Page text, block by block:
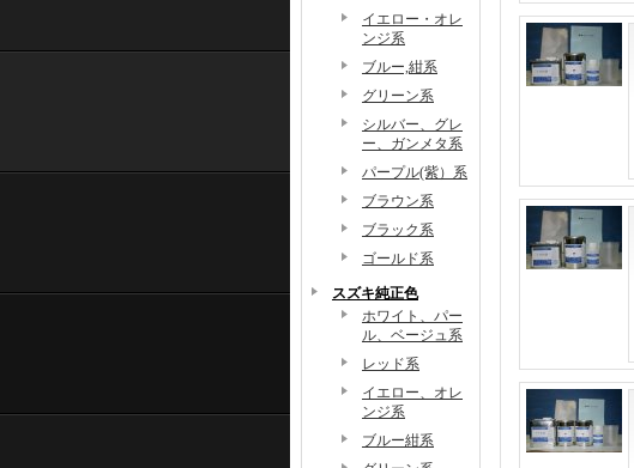
イエロー・オレ
ンジ系
ブルー,紺系
グリーン系
シルバー、グレ
ー、ガンメタ系
パープル(紫）系
ブラウン系
ブラック系
ゴールド系
スズキ純正色
ホワイト、パー
ル、ベージュ系
レッド系
イエロー、オレ
ンジ系
ブルー紺系